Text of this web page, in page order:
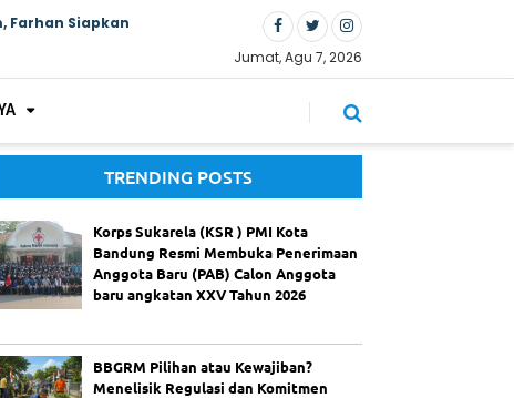
Farhan Siapkan
Jumat, Agu 7, 2026
TRENDING POSTS
Korps Sukarela (KSR ) PMI Kota
Bandung Resmi Membuka Penerimaan
Anggota Baru (PAB) Calon Anggota
baru angkatan XXV Tahun 2026
BBGRM Pilihan atau Kewajiban?
Menelisik Regulasi dan Komitmen